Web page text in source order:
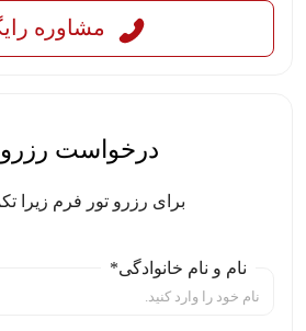
مشاوره
درخواست رزرو
برای رزرو تور فرم زیرا
نام و نام خانوادگی*